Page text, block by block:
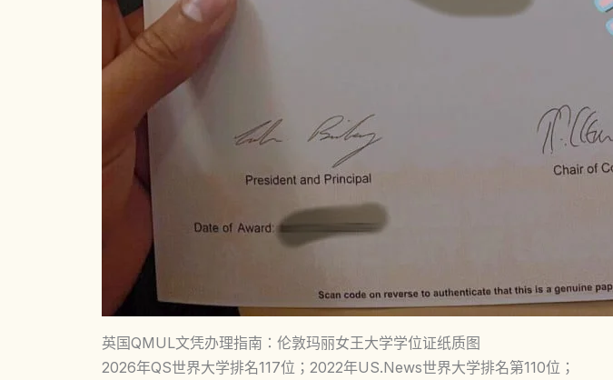
英国QMUL文凭办理指南：伦敦玛丽女王大学学位证纸质图
2026年QS世界大学排名117位；2022年US.News世界大学排名第110位；